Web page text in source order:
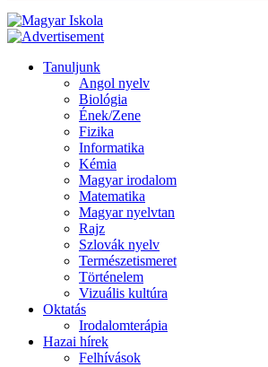
Tanuljunk
Angol nyelv
Biológia
Ének/Zene
Fizika
Informatika
Kémia
Magyar irodalom
Matematika
Magyar nyelvtan
Rajz
Szlovák nyelv
Természetismeret
Történelem
Vizuális kultúra
Oktatás
Irodalomterápia
Hazai hírek
Felhívások